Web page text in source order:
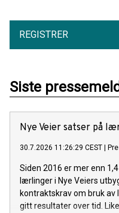
REGISTRER
Siste
Nye Veier satser på
30.7.2026 11:26:29 CEST
Siden 2016 er mer enn
lærlinger i Nye Veiers
kontraktskrav om bruk
gitt resultater over tid.